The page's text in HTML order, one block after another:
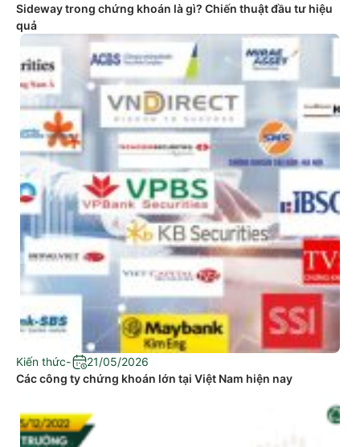
Sideway trong chứng khoán là gì? Chiến thuật đầu tư hiệu
quả
Kiến thức-
21/05/2026
Các công ty chứng khoán lớn tại Việt Nam hiện nay